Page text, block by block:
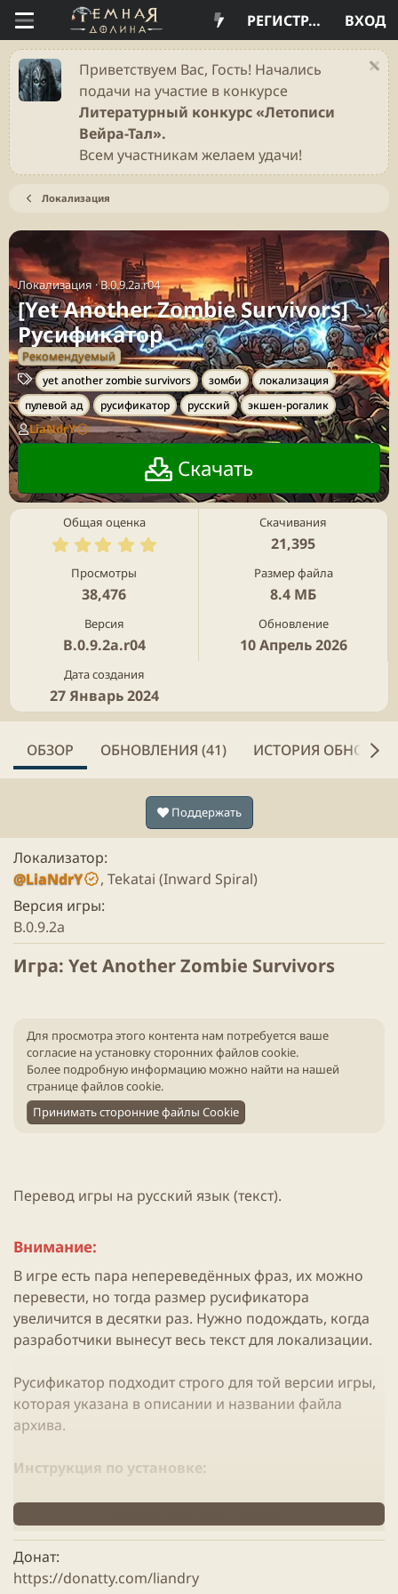
ВХОД
РЕГИСТРАЦИЯ
Приветствуем Вас, Гость! Начались
подачи на участие в конкурсе
Литературный конкурс «Летописи
Вейра-Тал».
Всем участникам желаем удачи!
Локализация
Локализация ·B.0.9.2a.r04
[Yet Another Zombie Survivors]
Русификатор
Рекомендуемый
Т
е
г
и
yet another zombie survivors зомби
локализация
пулевой ад
русификатор русский экшен-рогалик
LiaNdrY
Скачать
Общая оценка Скачивания
21,395
Просмотры
38,476
Размер файла
8.4 МБ
Версия
B.0.9.2a.r04
Обновление
10 Апрель 2026
Дата создания
27 Январь 2024
ОБЗОР ОБНОВЛЕНИЯ (41) ИСТОРИЯ
Поддержать
Локализатор
@LiaNdrY
, Tekatai (Inward Spiral)
Версия игры
B.0.9.2a
Игра: Yet Another Zombie Survivors​
Для просмотра этого контента нам потребуется ваше
согласие на установку сторонних файлов cookie.
Более подробную информацию можно найти на нашей
странице файлов cookie.
Принимать сторонние файлы Cookie
Перевод игры на русский язык (текст).
Внимание:
В игре есть пара непереведённых фраз, их можно
перевести, но тогда размер русификатора
увеличится в десятки раз. Нужно подождать, когда
разработчики вынесут весь текст для локализации.
Русификатор подходит строго для той версии игры,
которая указана в описании и названии файла
архива.
Инструкция по установке:
Распаковываем архив в папку где установлена
игра
Запускаем игру и наслаждаемся
Для распаковки архива можно воспользоваться
Донат
https://donatty.com/liandry